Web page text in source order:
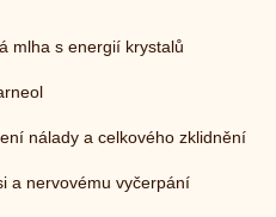
mlha s energií krystalů
nálady a celkového zklidnění
a nervovému vyčerpání